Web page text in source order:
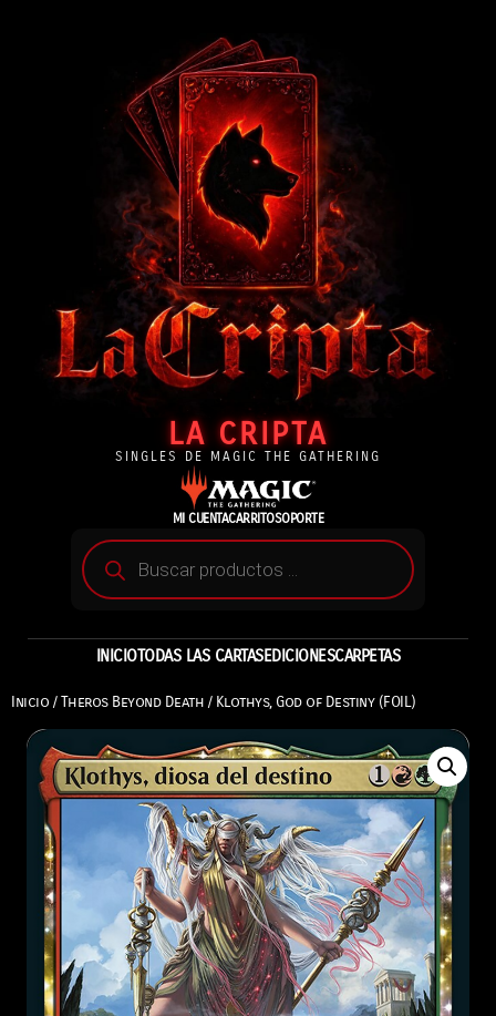
LA CRIPTA
SINGLES DE MAGIC THE GATHERING
MI CUENTACARRITOSOPORTE
INICIOTODAS LAS CARTASEDICIONESCARPETAS
Inicio /Theros Beyond Death / Klothys, God of Destiny (FOIL)